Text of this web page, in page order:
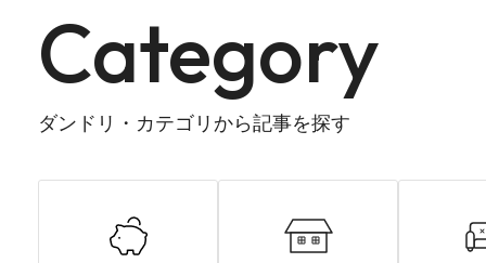
Category
ダンドリ・カテゴリから記事を探す